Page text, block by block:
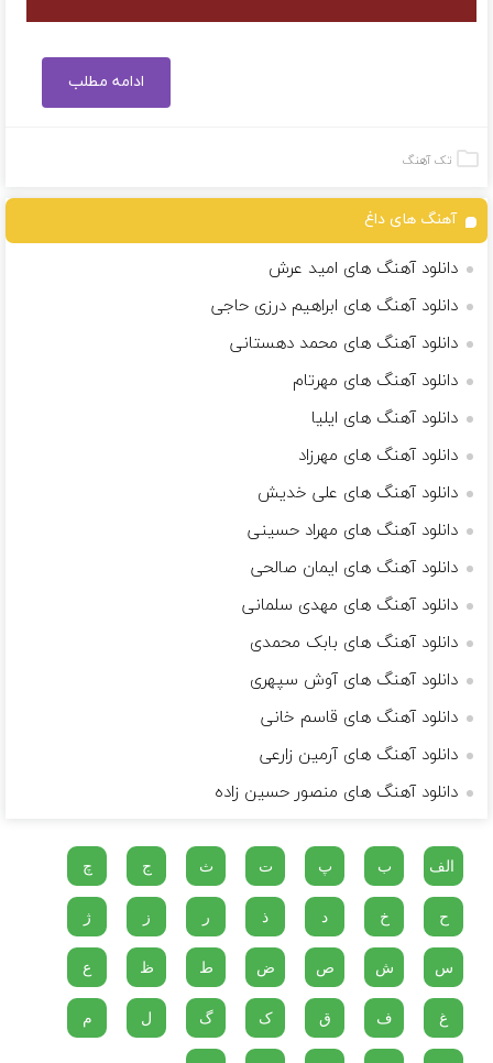
ادامه مطلب
تک آهنگ
آهنگ های داغ
دانلود آهنگ های امید عرش
دانلود آهنگ های ابراهیم درزی حاجی
دانلود آهنگ های محمد دهستانی
دانلود آهنگ های مهرتام
دانلود آهنگ های ایلیا
دانلود آهنگ های مهرزاد
دانلود آهنگ های علی خدیش
دانلود آهنگ های مهراد حسینی
دانلود آهنگ های ایمان صالحی
دانلود آهنگ های مهدی سلمانی
دانلود آهنگ های بابک محمدی
دانلود آهنگ های آوش سپهری
دانلود آهنگ های قاسم خانی
دانلود آهنگ های آرمین زارعی
دانلود آهنگ های منصور حسین زاده
الف ب پ ت ث ج چ
ح خ د ذ ر ز ژ
س ش ص ض ط ظ ع
غ ف ق ک گ ل م